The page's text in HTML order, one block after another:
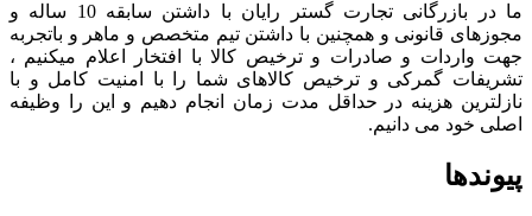
ما در بازرگانی تجارت گستر رایان با داشتن سابقه 10 ساله و
مجوزهای قانونی و همچنین با داشتن تیم متخصص و ماهر و باتجربه
جهت واردات و صادرات و ترخیص کالا با افتخار اعلام میکنیم ،
تشریفات گمرکی و ترخیص کالاهای شما را با امنیت کامل و با
نازلترین هزینه در حداقل مدت زمان انجام دهیم و این را وظیفه
اصلی خود می دانیم.
پیوندها